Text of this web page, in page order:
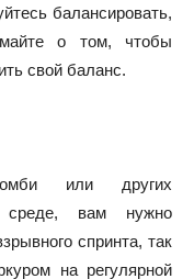
балансировать,
о том, чтобы
свой баланс.
или других
среде, вам нужно
спринта, так
на регулярной